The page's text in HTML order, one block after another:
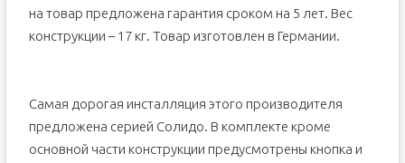
на товар предложена гарантия сроком на 5 лет. Вес
конструкции – 17 кг. Товар изготовлен в Германии.
Самая дорогая инсталляция этого производителя
предложена серией Солидо. В комплекте кроме
основной части конструкции предусмотрены кнопка и